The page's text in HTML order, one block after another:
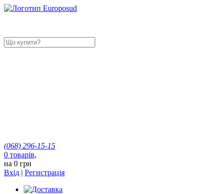
(068) 296-15-15
0 товарів,
на 0 грн
Вхід | Регистрація